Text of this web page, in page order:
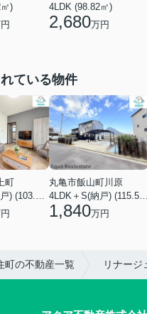
)
4LDK (98.82㎡)
2,680万円
ている物件
町
4LDK＋S(納戸) (103.51㎡)
丸亀市飯山町川原
4LDK＋S(納戸) (115.52㎡)
1,840万円
町の不動産一覧 リナー